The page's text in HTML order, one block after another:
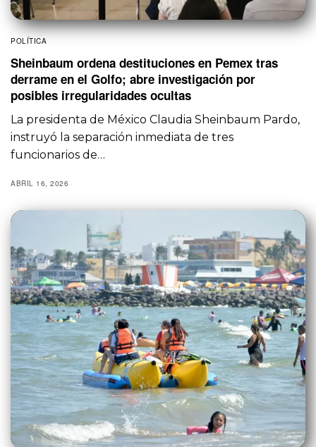
POLÍTICA
Sheinbaum ordena destituciones en Pemex tras
derrame en el Golfo; abre investigación por
posibles irregularidades ocultas
La presidenta de México Claudia Sheinbaum Pardo,
instruyó la separación inmediata de tres
funcionarios de…
ABRIL 16, 2026